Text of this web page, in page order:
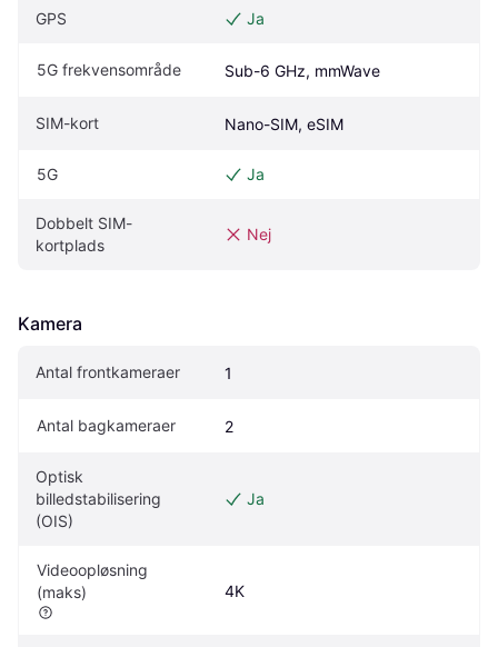
GPS Ja
5G frekvensområde Sub-6 GHz, mmWave
SIM-kort Nano-SIM, eSIM
5G Ja
Dobbelt SIM-
kortplads
Nej
Kamera
Antal frontkameraer 1
Antal bagkameraer 2
Optisk
billedstabilisering
(OIS)
Ja
Videoopløsning
(maks)
4K